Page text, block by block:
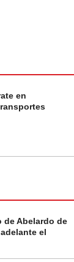
en
de Abelardo de
el